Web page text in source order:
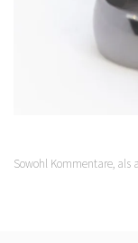
Sowohl Kommentare, als